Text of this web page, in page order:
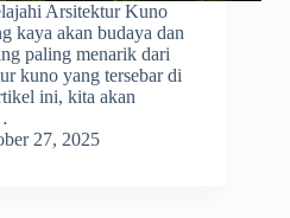
Arsitektur Kuno
kaya akan budaya dan
paling menarik dari
kuno yang tersebar di
ini, kita akan
27, 2025